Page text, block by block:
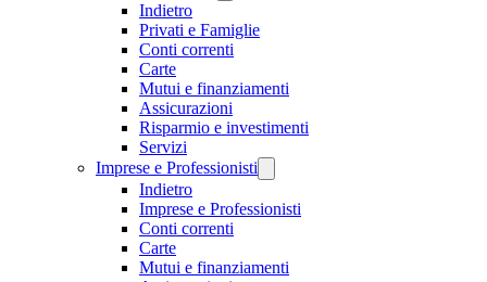
Indietro
Privati e Famiglie
Conti correnti
Carte
Mutui e finanziamenti
Assicurazioni
Risparmio e investimenti
Servizi
Imprese e Professionisti
Indietro
Imprese e Professionisti
Conti correnti
Carte
Mutui e finanziamenti